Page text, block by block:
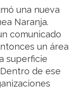
una nueva
Naranja.
comunicado
un área
superficie
de ese